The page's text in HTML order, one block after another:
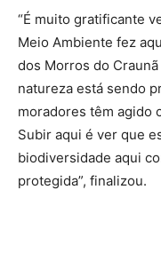
“É muito gratificante
Meio Ambiente fez
dos Morros do
natureza está sendo
moradores têm agido
Subir aqui é ver que
biodiversidade aqui
protegida”, finalizou.